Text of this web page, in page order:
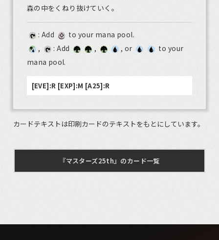
森の中をくねり抜けていく。
: Add
to your mana pool.
,
: Add , , or
to your
mana pool.
[EVE]:R [EXP]:M [A25]:R
カードテキストは印刷カードのテキストをもとにしています。
『マスターズ25th』のカード一覧